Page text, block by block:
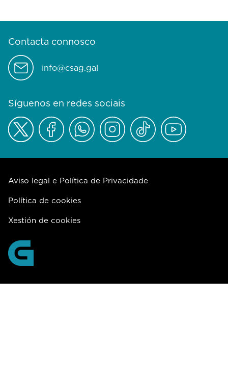
Contacta connosco
info@csag.gal
Síguenos en redes sociais
Aviso legal e Política de Privacidade
Política de cookies
Xestión de cookies